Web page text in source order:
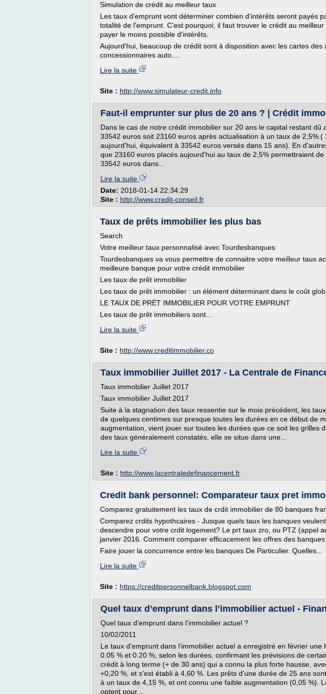
Simulation de crédit au meilleur taux
Les taux d'emprunt vont déterminer combien d'intérêts seront payés
totalité de l'emprunt. C'est pourquoi, il faut trouver le crédit au
payer le moins possible d'intérêts.
Aujourd'hui, beaucoup de crédit sont à disposition avec les cartes des
concessionnaires auto....
Lire la suite
Site : http://www.simulateur-credit.info
Faut-il emprunter sur plus de 20 ans ? | Crédit
Dans le cas de notre crédit immobilier sur 20 ans le capital restant dû
33542 euros soit 23160 euros après actualisation à un taux de 2,5%.(
aujourd'hui, équivalent à 33542 euros versés dans 15 ans). En
que 23160 euros placés aujourd'hui au taux de 2,5% permettraient
33542 euros dans...
Lire la suite
Date: 2018-01-14 22:34:29
Site : http://www.credit-conseil.fr
Taux de prêts immobilier les plus bas
Search
Votre meilleur taux personnalisé avec Tourdesbanques
Tourdesbanques va vous permettre de connaitre votre meilleur taux
meilleure banque pour votre crédit immobilier
Les taux de prêt immobilier
Les taux de prêt immobilier : un élément déterminant dans le coût
LE TAUX DE PRËT IMMOBILIER POUR VOTRE EMPRUNT
Les taux de prêt immobiliers sont...
Lire la suite
Site : http://www.creditimmobilier.co
Taux immobilier Juillet 2017 - La Centrale de
Taux immobilier Juillet 2017
Taux immobilier Juillet 2017
Suite à la stagnation des taux ressentie sur le mois précédent, les
de quelques centimes sur presque toutes les durées en ce début de
augmentation, vient jouer sur toutes les durées que ce soit les grilles
des taux généralement constatés, elle se situe dans une...
Lire la suite
Site : http://www.lacentraledefinancement.fr
Credit bank personnel: Comparateur taux pret
Comparez gratuitement les taux de crdit immobilier de 80 banques
Comparez crdits hypothcaires - Jusque quels taux les banques
descendre pour votre crdit logement? Le prt taux zro, ou PTZ (appel
janvier 2016. Comment comparer efficacement les offres des banques
Faire jouer la concurrence entre les banques De Particulier. Quelles...
Lire la suite
Site : https://creditpersonnelbank.blogspot.com
Quel taux d’emprunt dans l’immobilier actuel -
Quel taux d'emprunt dans l'immobilier actuel ?
10/02/2011
Le taux d'emprunt dans l'immobilier actuel a enregistré en février une
0.05 % et 0.20 %, selon les durées, confirmant les prévisions de
crédit à long terme (+ de 30 ans) qui a connu la plus forte hausse,
+0,20 %, et s'est établi à 4,60 %. Les prêts d'une durée de 25 ans
à un taux de 4,15 %, et ont connu une faible augmentation (0,05 %).
optent pour...